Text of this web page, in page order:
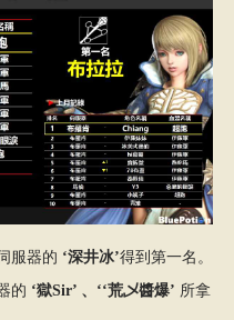
服器的 ‘深井冰’得到第一名。
的 ‘獄Sir’ 、‘‘荒乄醬爆’ 所拿